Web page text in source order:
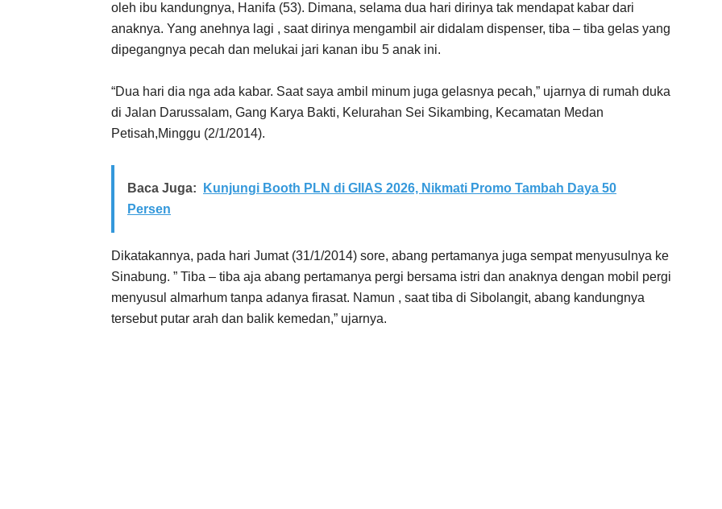
oleh ibu kandungnya, Hanifa (53). Dimana, selama dua hari dirinya tak mendapat kabar dari
anaknya. Yang anehnya lagi , saat dirinya mengambil air didalam dispenser, tiba – tiba gelas yang
dipegangnya pecah dan melukai jari kanan ibu 5 anak ini.
“Dua hari dia nga ada kabar. Saat saya ambil minum juga gelasnya pecah,” ujarnya di rumah duka
di Jalan Darussalam, Gang Karya Bakti, Kelurahan Sei Sikambing, Kecamatan Medan
Petisah,Minggu (2/1/2014).
Baca Juga:
Kunjungi Booth PLN di GIIAS 2026, Nikmati Promo Tambah Daya 50
Persen
Dikatakannya, pada hari Jumat (31/1/2014) sore, abang pertamanya juga sempat menyusulnya ke
Sinabung. ” Tiba – tiba aja abang pertamanya pergi bersama istri dan anaknya dengan mobil pergi
menyusul almarhum tanpa adanya firasat. Namun , saat tiba di Sibolangit, abang kandungnya
tersebut putar arah dan balik kemedan,” ujarnya.